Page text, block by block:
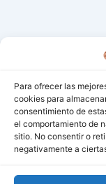
Para ofrecer las
cookies para
consentimiento de
el comportamiento de
sitio. No consentir o
negativamente a